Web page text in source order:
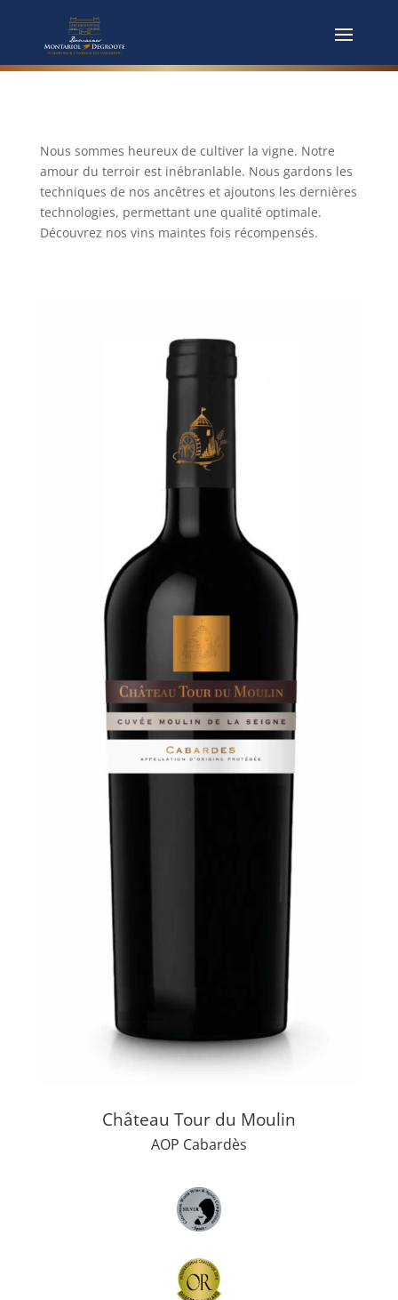
Nous sommes heureux de cultiver la vigne. Notre
amour du terroir est inébranlable. Nous gardons les
techniques de nos ancêtres et ajoutons les dernières
technologies, permettant une qualité optimale.
Découvrez nos vins maintes fois récompensés.
Château Tour du Moulin
AOP Cabardès